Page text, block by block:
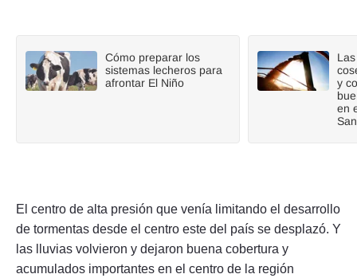
Cómo preparar los
sistemas lecheros para
afrontar El Niño
y
en
El centro de alta presión que venía limitando el desarrollo
de tormentas desde el centro este del país se desplazó. Y
las lluvias volvieron y dejaron buena cobertura y
acumulados importantes en el centro de la región